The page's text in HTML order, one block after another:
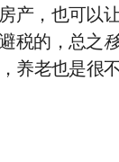
产，也可以
税的，总之
养老也是很